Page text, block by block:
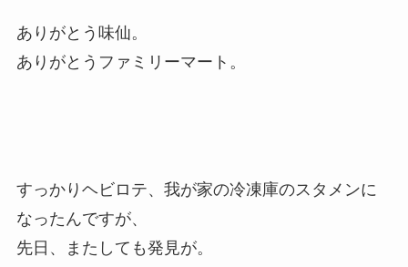
ありがとう味仙。
ありがとうファミリーマート。
すっかりヘビロテ、我が家の冷凍庫のスタメンに
なったんですが、
先日、またしても発見が。